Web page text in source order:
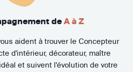
de A à Z
aident à trouver le Concepteur
d'intérieur, décorateur, maître
et suivent l'évolution de votre